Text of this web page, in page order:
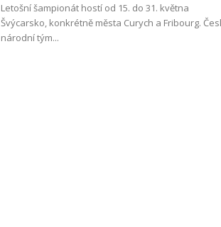
Letošní šampionát hostí od 15. do 31. května
Švýcarsko, konkrétně města Curych a Fribourg.
národní tým...